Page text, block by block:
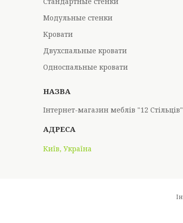
Модульные стенки
Кровати
Двухспальные кровати
Односпальные кровати
Інтернет-магазин меблів "12 Стільців"
Київ, Україна